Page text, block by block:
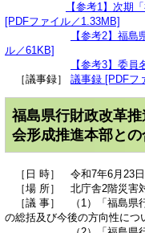
【参考1】次期
[PDFファイル／1.33MB]
【参考2】福
ル／61KB]
【参考3】委
［議事録］ 議事録 [PDFフ
福島県行財政改革
会形成推進本部と
［日 時］ 令和7年6月23日
［場 所］ 北庁舎2階災害
［議 事］ （1）「福島県
の総括及び今後の方向性につ